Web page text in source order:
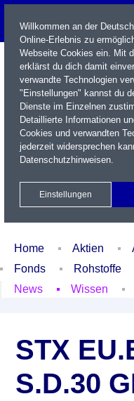
Name / WKN / ISIN / Kürzel
Xetra Realtime
Home Aktien
Fonds
Rohstoffe
News
Wissen
STX
S.D.30
Willkommen an der
Online-Erlebnis zu
Webseite Cookies ein. Mit
erklärst du dich damit
verwandte Technologien
"Einstellungen" kannst du
Dienste im Einzelnen
Detaillierte Informationen
Cookies und verwandten
jederzeit widersprechen
Datenschutzhinweisen.
Einstellungen